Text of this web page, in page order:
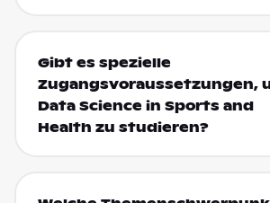
Gibt es spezielle
Zugangsvoraussetzungen,
Data Science in Sports and
Health zu studieren?